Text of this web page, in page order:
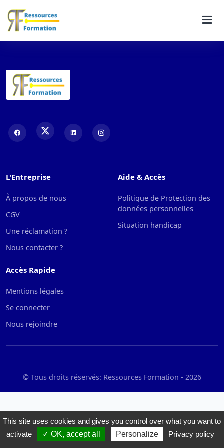
L'Entreprise
À propos de nous
CGV
Une réclamation ?
Nous contacter ?
Aide & Accès
Politique de Protection des
données personnelles
Situation handicap
Accès Rapide
Mentions légales
Se connecter
Nous rejoindre
© Tous droits réservés: Ressources Formation - 2026
This site uses cookies and gives you control over what you want to
activate
OK, accept all Personalize Privacy policy